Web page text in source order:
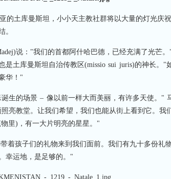
的土库曼斯坦，小小天主教社群将以大量的灯光庆
。
说："我们的首都阿什哈巴德，已经充满了光芒
是土库曼斯坦自治传教区(missio sui juris)的神长。"
华！"
生的场景 – 像以前一样大而美丽，有许多天使。"
亮教堂。让我们希望，我们也能从街上看到它。我
里)，有一大片明亮的星星。"
着孩子们的礼物来到我们面前。我们有九十多份礼
幸运地，是足够的。"